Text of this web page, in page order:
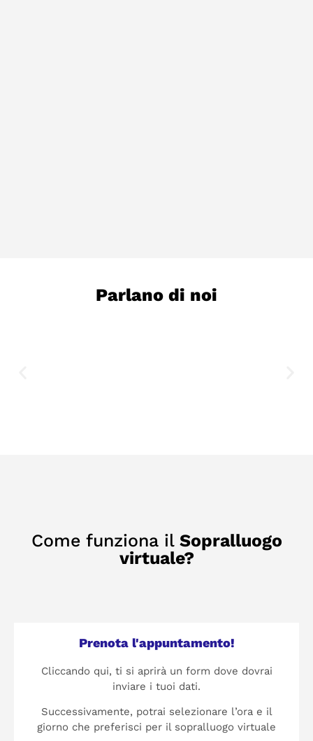
Parlano di noi
Come funziona il Sopralluogo
virtuale?
Prenota l'appuntamento!
Cliccando qui, ti si aprirà un form dove dovrai
inviare i tuoi dati.
Successivamente, potrai selezionare l’ora e il
giorno che preferisci per il sopralluogo virtuale